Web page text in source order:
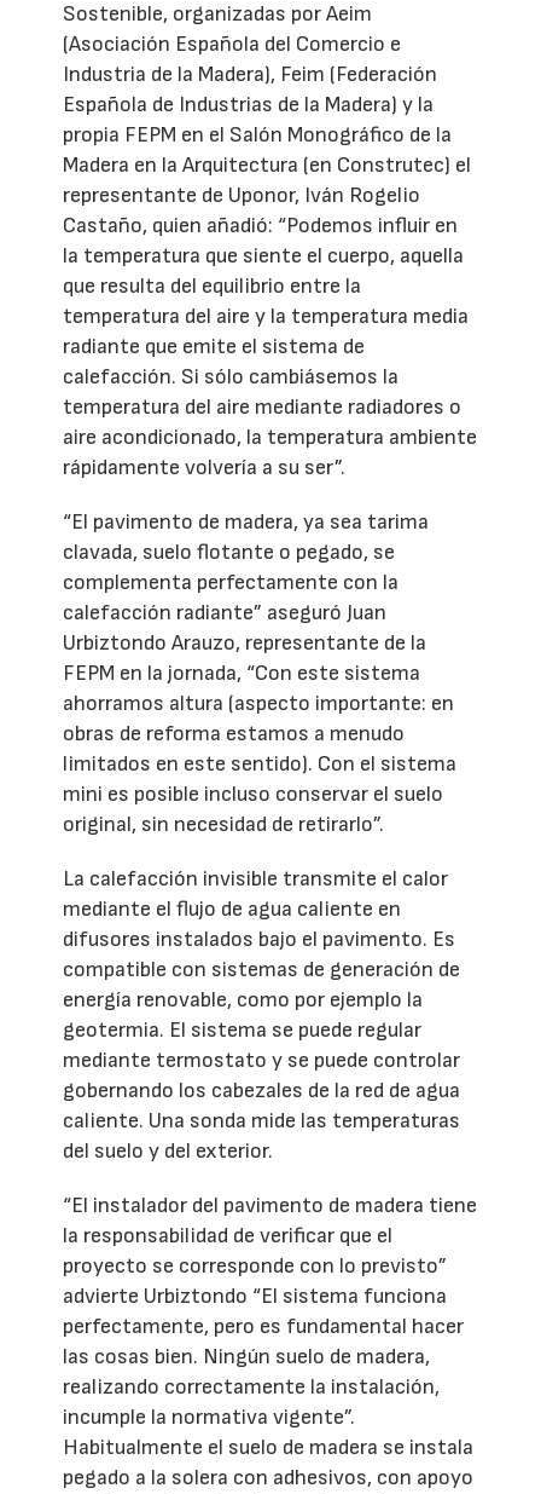
Sostenible, organizadas por Aeim
(Asociación Española del Comercio e
Industria de la Madera), Feim (Federación
Española de Industrias de la Madera) y la
propia FEPM en el Salón Monográfico de la
Madera en la Arquitectura (en Construtec) el
representante de Uponor, Iván Rogelio
Castaño, quien añadió: “Podemos influir en
la temperatura que siente el cuerpo, aquella
que resulta del equilibrio entre la
temperatura del aire y la temperatura media
radiante que emite el sistema de
calefacción. Si sólo cambiásemos la
temperatura del aire mediante radiadores o
aire acondicionado, la temperatura ambiente
rápidamente volvería a su ser”.
“El pavimento de madera, ya sea tarima
clavada, suelo flotante o pegado, se
complementa perfectamente con la
calefacción radiante” aseguró Juan
Urbiztondo Arauzo, representante de la
FEPM en la jornada, “Con este sistema
ahorramos altura (aspecto importante: en
obras de reforma estamos a menudo
limitados en este sentido). Con el sistema
mini es posible incluso conservar el suelo
original, sin necesidad de retirarlo”.
La calefacción invisible transmite el calor
mediante el flujo de agua caliente en
difusores instalados bajo el pavimento. Es
compatible con sistemas de generación de
energía renovable, como por ejemplo la
geotermia. El sistema se puede regular
mediante termostato y se puede controlar
gobernando los cabezales de la red de agua
caliente. Una sonda mide las temperaturas
del suelo y del exterior.
“El instalador del pavimento de madera tiene
la responsabilidad de verificar que el
proyecto se corresponde con lo previsto”
advierte Urbiztondo “El sistema funciona
perfectamente, pero es fundamental hacer
las cosas bien. Ningún suelo de madera,
realizando correctamente la instalación,
incumple la normativa vigente”.
Habitualmente el suelo de madera se instala
pegado a la solera con adhesivos, con apoyo